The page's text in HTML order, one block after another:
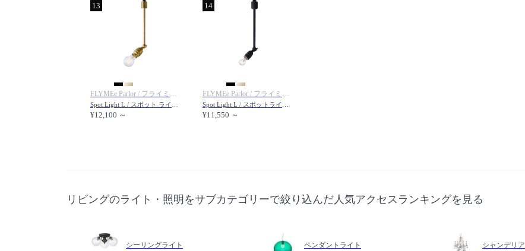
13
¥12,100 ～
14
¥11,550 ～
リビングのライト・照明をサブカテゴリーで絞り込んだ人気アクセスランキングを見る
シーリングライト ペンダントライト シャンデリア